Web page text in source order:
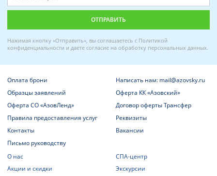
Нажимая кнопку «Отправить», вы соглашаетесь с Политикой
конфиденциальности и даете согласие на обработку персональных данных.
Оплата брони
Написать нам: mail@azovsky.ru
Образцы заявлений
Оферта КК «Азовский»
Оферта СО «АзовЛенд»
Договор оферты Трансфер
Правила предоставления услуг
Реквизиты
Контакты
Вакансии
Письмо руководству
О нас
Акции и скидки
СПА-центр
Экскурсии